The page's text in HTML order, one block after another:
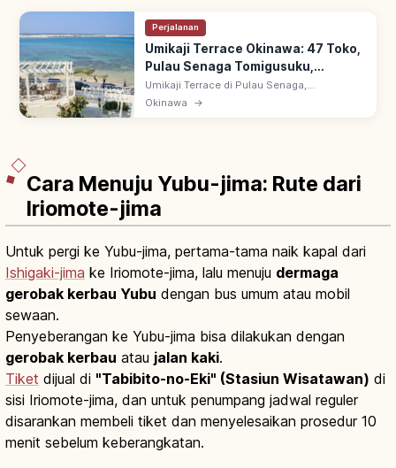
Perjalanan
Umikaji Terrace Okinawa: 47 Toko,
Pulau Senaga Tomigusuku,
Pemandangan & Akses
Umikaji Terrace di Pulau Senaga,
Tomigusuku, Okinawa: ~15 menit dari
Okinawa →
Cara Menuju Yubu-jima: Rute dari
Iriomote-jima
Untuk pergi ke Yubu-jima, pertama-tama naik kapal dari
Ishigaki-jima ke Iriomote-jima, lalu menuju dermaga
gerobak kerbau Yubu dengan bus umum atau mobil
sewaan.
Penyeberangan ke Yubu-jima bisa dilakukan dengan
gerobak kerbau atau jalan kaki.
Tiket dijual di "Tabibito-no-Eki" (Stasiun Wisatawan) di
sisi Iriomote-jima, dan untuk penumpang jadwal reguler
disarankan membeli tiket dan menyelesaikan prosedur 10
menit sebelum keberangkatan.